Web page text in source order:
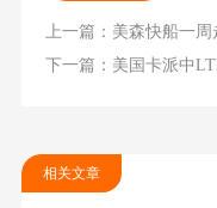
上一篇：美森快船一周
相关文章